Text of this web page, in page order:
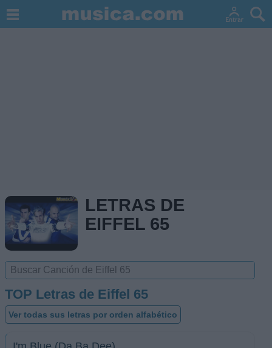
LETRAS DE
EIFFEL 65
TOP Letras de Eiffel 65
Ver todas sus letras por orden alfabético